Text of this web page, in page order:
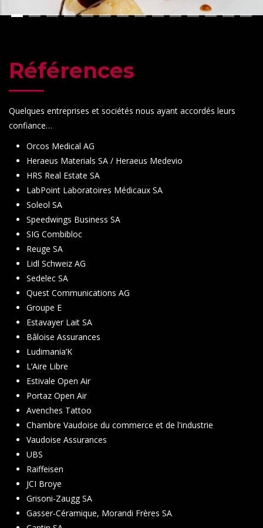
Références
Quelques entreprises et sociétés nous ayant accordés leurs
confiance…
Orcos Medical AG
Heraeus Materials SA / Heraeus Medevio
HRS Real Estate SA
LabPoint Laboratoires Médicaux SA
Soleol SA
Speedwings Business SA
SIG Combibloc
Reuge SA
Lidl Schweiz AG
Sedelec SA
Quest Communications AG
Groupe E
Estavayer Lait SA
Bâloise Assurances
Ludimania’K
L’Aire Libre
Estivale Open Air
Portaz Open Air
Avenches Tattoo
Chambre Vaudoise du commerce et de l'industrie
Vaudoise Assurances
UBS
Raiffeisen
JCI Broye
Grisoni-Zaugg SA
Gasser-Céramique, Morandi Frères SA